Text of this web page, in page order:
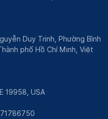
Duy Trinh, Phường Bình
phố Hồ Chí Minh, Việt
19958, USA